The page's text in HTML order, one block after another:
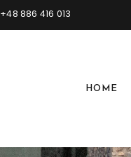
+48 886 416 013
HOME